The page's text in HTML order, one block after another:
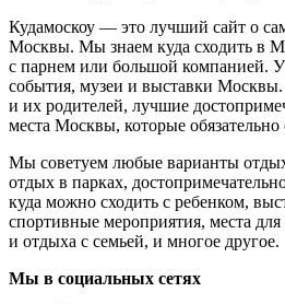
Кудамоскоу — это лучший сайт о
Москвы. Мы знаем куда сходить в
с парнем или большой компанией.
события, музеи и выставки
и их родителей, лучшие
места Москвы, которые обязательно
Мы советуем любые варианты
отдых в парках,
куда можно сходить с ребенком,
спортивные мероприятия, места
и отдыха с семьей, и многое другое.
Мы в социальных сетях